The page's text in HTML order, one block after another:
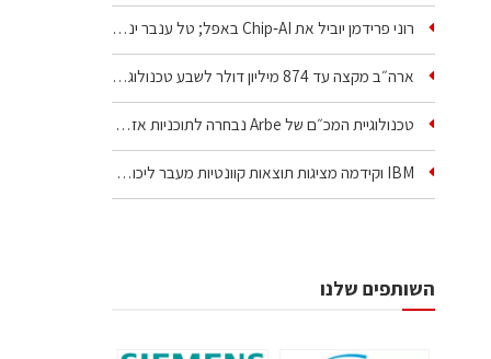
רוני פרידמן יוביל את Chip‑AI באפל; טל ענבר ינהל את…
ארה״ב מקצה עד 874 מיליון דולר לשבע טכנולוגיות שבבים…
טכנולוגיית המכ״ם של Arbe נבחרה לתוכניות אזרחיות וביטחוניות
IBM וקידמה מציגות תוצאות קוונטיות מעבר ליכולת…
השותפים שלנו